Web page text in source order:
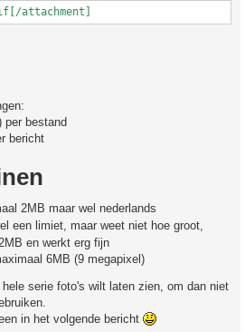
attachment]
per bestand
bericht
2MB maar wel nederlands
een limiet, maar weet niet hoe groot,
en werkt erg fijn
6MB (9 megapixel)
serie foto's wilt laten zien, om dan niet
in het volgende bericht